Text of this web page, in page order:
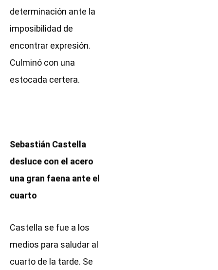
determinación ante la
imposibilidad de
encontrar expresión.
Culminó con una
estocada certera.
Sebastián Castella
desluce con el acero
una gran faena ante el
cuarto
Castella se fue a los
medios para saludar al
cuarto de la tarde. Se